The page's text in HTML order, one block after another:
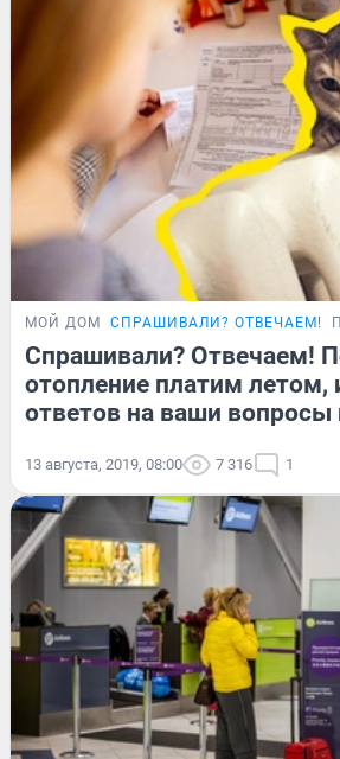
МОЙ ДОМ СПРАШИВАЛИ? ОТВЕЧАЕМ!
Спрашивали? Отвечаем!
отопление платим летом,
ответов на ваши
13 августа, 2019, 08:00 7 316 1